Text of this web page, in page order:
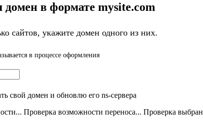
в формате mysite.com
сайтов, укажите домен одного из них.
в процессе оформления
свой домен и обновлю его ns-сервера
Проверка возможности переноса... Проверка